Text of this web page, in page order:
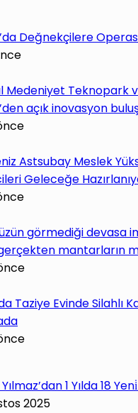
Değnekçilere
Medeniyet Teknopark
açık inovasyon
Astsubay Meslek
Geleceğe
görmediği devasa
mantarların
Taziye Evinde Silahlı
1 Yılda 18
2025